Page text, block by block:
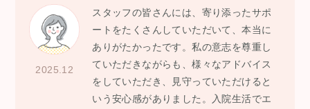
2025.12
スタッフの皆さんには、寄り添ったサポ
ートをたくさんしていただいて、本当に
ありがたかったです。私の意志を尊重し
ていただきながらも、様々なアドバイス
をしていただき、見守っていただけると
いう安心感がありました。入院生活でエ